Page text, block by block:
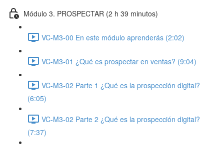
Módulo 3. PROSPECTAR (2 h 39 minutos)
VC-M3-00 En este módulo aprenderás (2:02)
VC-M3-01 ¿Qué es prospectar en ventas? (9:04)
VC-M3-02 Parte 1 ¿Qué es la prospección digital?
(6:05)
VC-M3-02 Parte 2 ¿Qué es la prospección digital?
(7:37)